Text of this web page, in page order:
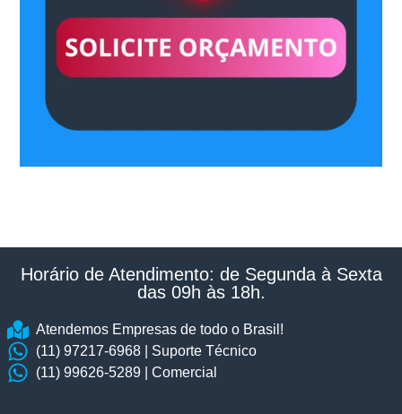
Horário de Atendimento: de Segunda à Sexta
das 09h às 18h.​
Atendemos Empresas de todo o Brasil!
(11) 97217-6968 | Suporte Técnico
(11) 99626-5289 | Comercial